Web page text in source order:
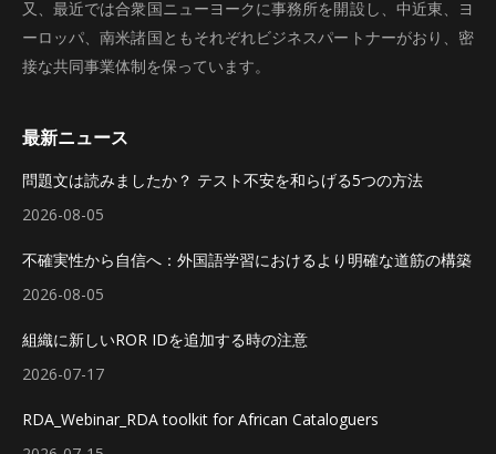
又、最近では合衆国ニューヨークに事務所を開設し、中近東、ヨ
ーロッパ、南米諸国ともそれぞれビジネスパートナーがおり、密
接な共同事業体制を保っています。
最新ニュース
問題文は読みましたか？ テスト不安を和らげる5つの方法
2026-08-05
不確実性から自信へ：外国語学習におけるより明確な道筋の構築
2026-08-05
組織に新しいROR IDを追加する時の注意
2026-07-17
RDA_Webinar_RDA toolkit for African Cataloguers